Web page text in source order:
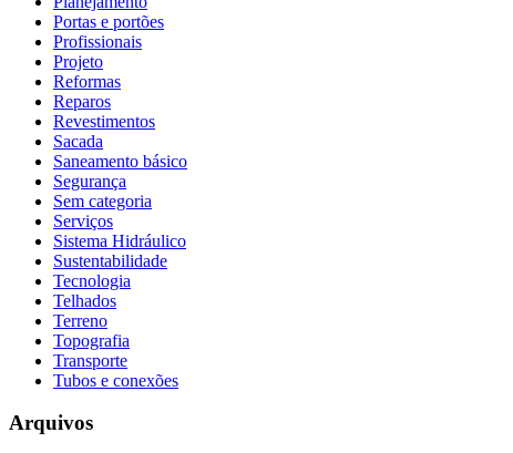
Portas e portões
Profissionais
Projeto
Reformas
Reparos
Revestimentos
Sacada
Saneamento básico
Segurança
Sem categoria
Serviços
Sistema Hidráulico
Sustentabilidade
Tecnologia
Telhados
Terreno
Topografia
Transporte
Tubos e conexões
Arquivos